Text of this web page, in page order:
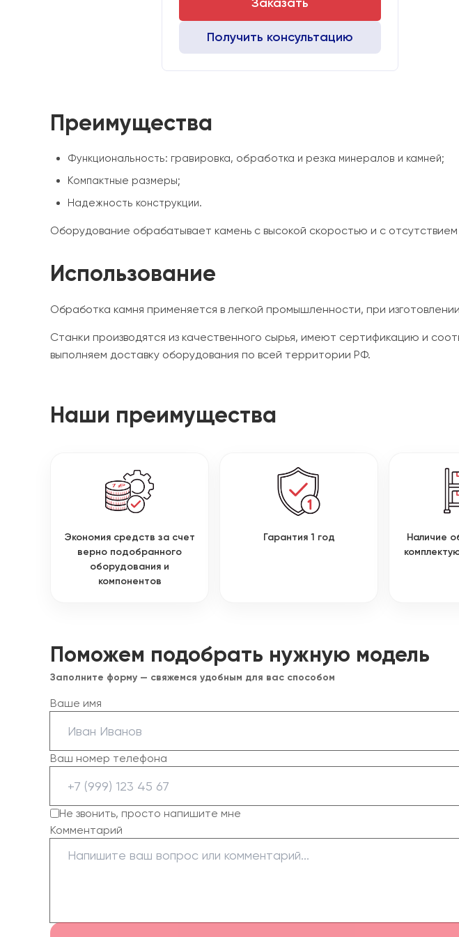
Получить консультацию
Преимущества
Функциональность: гравировка, обработка и резка минералов и камней;
Компактные размеры;
Надежность конструкции.
Оборудование обрабатывает камень с высокой скоростью и с
Использование
Обработка камня применяется в легкой промышленности, при
Станки производятся из качественного сырья, имеют сертификацию и
выполняем доставку оборудования по всей территории РФ.
Наши преимущества
Экономия средств за счет
верно подобранного
оборудования и
компонентов
Гарантия 1 год
Наличие
Поможем подобрать нужную модель
Заполните форму — свяжемся удобным для вас способом
Ваше имя
Ваш номер телефона
Не звонить, просто напишите мне
Комментарий